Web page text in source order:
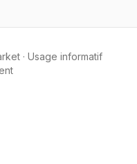
· Usage informatif